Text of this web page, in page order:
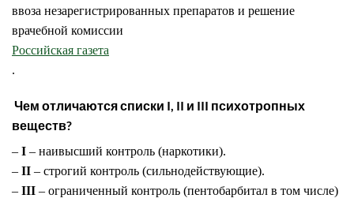
ввоза незарегистрированных препаратов и решение
врачебной комиссии
Российская газета
.
Чем отличаются списки I, II и III психотропных
веществ?
– I – наивысший контроль (наркотики).
– II – строгий контроль (сильнодействующие).
– III – ограниченный контроль (пентобарбитал в том числе)